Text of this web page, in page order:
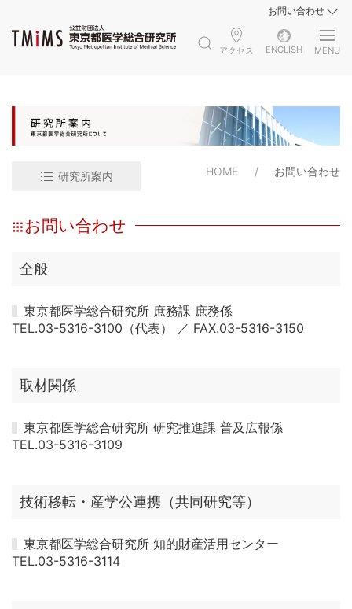
お問い合わせ
アクセス ENGLISH MENU
研究所案内 HOME お問い合わせ
お問い合わせ
全般
東京都医学総合研究所 庶務課 庶務係
TEL.03-5316-3100（代表） ／ FAX.03-5316-3150
取材関係
東京都医学総合研究所 研究推進課 普及広報係
TEL.03-5316-3109
技術移転・産学公連携（共同研究等）
東京都医学総合研究所 知的財産活用センター
TEL.03-5316-3114